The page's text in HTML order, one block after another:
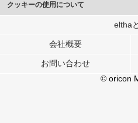
クッキーの使用について
このサイトでは Cookie を使用して、ユ
行っています。
メディアや広告配信、データ解析の各パ
各パートナーは、この情報とユーザーが
ユーザーが各パートナーのサービスを使
eltha
会社概要
お問い合わせ
© oricon